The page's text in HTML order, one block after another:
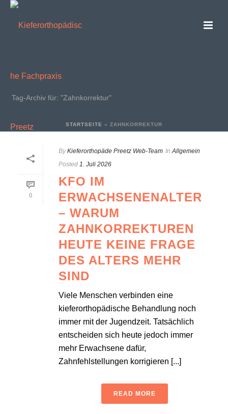
ARCHIVES
Tag-Archiv für: "Zahnkorrektur"
STARTSEITE » ZAHNKORREKTUR
0
By Kieferorthopäde Preetz Web-Team In Allgemein
Posted 1. Juli 2026
KFO IM
ERWACHSENENALTER
– WARUM
ZAHNKORREKTUREN
HEUTE KEINE FRAGE
DES ALTERS MEHR
SIND
Viele Menschen verbinden eine
kieferorthopädische Behandlung noch
immer mit der Jugendzeit. Tatsächlich
entscheiden sich heute jedoch immer
mehr Erwachsene dafür,
Zahnfehlstellungen korrigieren [...]
READ MORE